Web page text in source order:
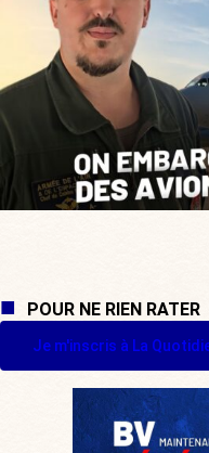
POUR NE RIEN RATER
Je m'inscris à La